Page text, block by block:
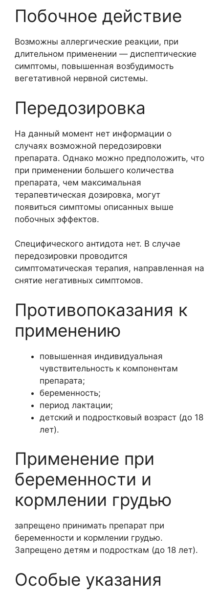
Побочное действие
Возможны аллергические реакции, при
длительном применении — диспептические
симптомы, повышенная возбудимость
вегетативной нервной системы.
Передозировка
На данный момент нет информации о
случаях возможной передозировки
препарата. Однако можно предположить, что
при применении большего количества
препарата, чем максимальная
терапевтическая дозировка, могут
появиться симптомы описанных выше
побочных эффектов.
Специфического антидота нет. В случае
передозировки проводится
симптоматическая терапия, направленная на
снятие негативных симптомов.
Противопоказания к
применению
повышенная индивидуальная
чувствительность к компонентам
препарата;
беременность;
период лактации;
детский и подростковый возраст (до 18
лет).
Применение при
беременности и
кормлении грудью
запрещено принимать препарат при
беременности и кормлении грудью.
Запрещено детям и подросткам (до 18 лет).
Особые указания